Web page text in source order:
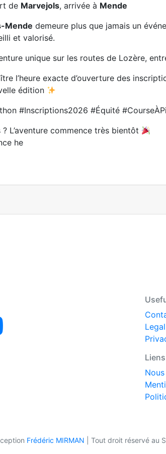
de Marvejols, arrivée à Mende
Mende demeure plus que jamais un
et valorisé.
unique sur les routes de Lozère,
l’heure exacte d’ouverture des
édition
#Inscriptions2026 #Équité
L’aventure commence très bientôt
he
Frédéric MIRMAN Tout droit réservé au